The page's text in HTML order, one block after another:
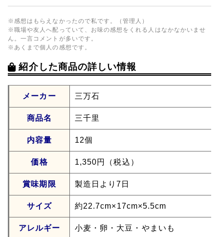
※感想はもらえなかったので私です。（管理人）
※職場や友人へ配っていて、お味の感想をくれる人はなかなかいませ
ん。一言コメントが多いです。
※あくまで個人の感想です。
紹介した商品の詳しい情報
メーカー 三万石
商品名 三千里
内容量 12個
価格 1,350円（税込）
賞味期限 製造日より7日
サイズ 約22.7cm×17cm×5.5cm
アレルギー 小麦・卵・大豆・やまいも